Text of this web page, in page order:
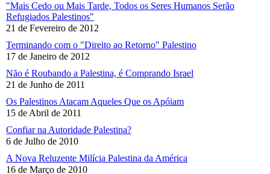
"Mais Cedo ou Mais Tarde, Todos os Seres Humanos Serão
Refugiados Palestinos"
21 de Fevereiro de 2012
Terminando com o "Direito ao Retorno" Palestino
17 de Janeiro de 2012
Não é Roubando a Palestina, é Comprando Israel
21 de Junho de 2011
Os Palestinos Atacam Aqueles Que os Apóiam
15 de Abril de 2011
Confiar na Autoridade Palestina?
6 de Julho de 2010
A Nova Reluzente Milícia Palestina da América
16 de Março de 2010